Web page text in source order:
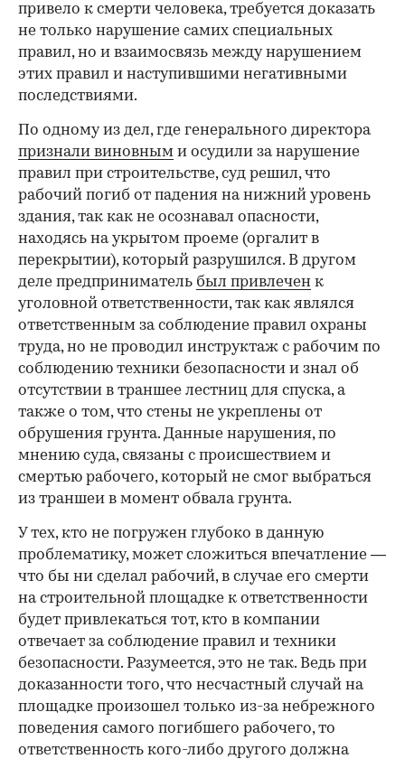
привело к смерти человека, требуется доказать
не только нарушение самих специальных
правил, но и взаимосвязь между нарушением
этих правил и наступившими негативными
последствиями.
По одному из дел, где генерального директора
признали виновным и осудили за нарушение
правил при строительстве, суд решил, что
рабочий погиб от падения на нижний уровень
здания, так как не осознавал опасности,
находясь на укрытом проеме (оргалит в
перекрытии), который разрушился. В другом
деле предприниматель был привлечен к
уголовной ответственности, так как являлся
ответственным за соблюдение правил охраны
труда, но не проводил инструктаж с рабочим по
соблюдению техники безопасности и знал об
отсутствии в траншее лестниц для спуска, а
также о том, что стены не укреплены от
обрушения грунта. Данные нарушения, по
мнению суда, связаны с происшествием и
смертью рабочего, который не смог выбраться
из траншеи в момент обвала грунта.
У тех, кто не погружен глубоко в данную
проблематику, может сложиться впечатление —
что бы ни сделал рабочий, в случае его смерти
на строительной площадке к ответственности
будет привлекаться тот, кто в компании
отвечает за соблюдение правил и техники
безопасности. Разумеется, это не так. Ведь при
доказанности того, что несчастный случай на
площадке произошел только из-за небрежного
поведения самого погибшего рабочего, то
ответственность кого-либо другого должна